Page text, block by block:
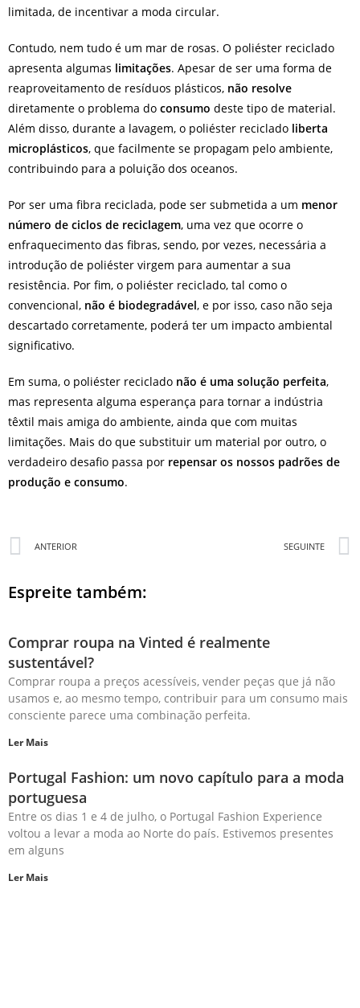
limitada, de incentivar a moda circular.
Contudo, nem tudo é um mar de rosas. O poliéster reciclado
apresenta algumas limitações. Apesar de ser uma forma de
reaproveitamento de resíduos plásticos, não resolve
diretamente o problema do consumo deste tipo de material.
Além disso, durante a lavagem, o poliéster reciclado liberta
microplásticos, que facilmente se propagam pelo ambiente,
contribuindo para a poluição dos oceanos.
Por ser uma fibra reciclada, pode ser submetida a um menor
número de ciclos de reciclagem, uma vez que ocorre o
enfraquecimento das fibras, sendo, por vezes, necessária a
introdução de poliéster virgem para aumentar a sua
resistência. Por fim, o poliéster reciclado, tal como o
convencional, não é biodegradável, e por isso, caso não seja
descartado corretamente, poderá ter um impacto ambiental
significativo.
Em suma, o poliéster reciclado não é uma solução perfeita,
mas representa alguma esperança para tornar a indústria
têxtil mais amiga do ambiente, ainda que com muitas
limitações. Mais do que substituir um material por outro, o
verdadeiro desafio passa por repensar os nossos padrões de
produção e consumo.
ANTERIOR SEGUINTE
Espreite também:
Comprar roupa na Vinted é realmente
sustentável?
Comprar roupa a preços acessíveis, vender peças que já não
usamos e, ao mesmo tempo, contribuir para um consumo mais
consciente parece uma combinação perfeita.
Ler Mais
Portugal Fashion: um novo capítulo para a moda
portuguesa
Entre os dias 1 e 4 de julho, o Portugal Fashion Experience
voltou a levar a moda ao Norte do país. Estivemos presentes
em alguns
Ler Mais